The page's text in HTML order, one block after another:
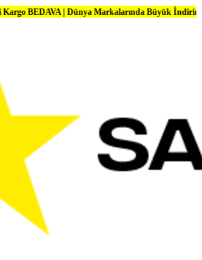
| Dünya Markalarında Büyük İndirimler